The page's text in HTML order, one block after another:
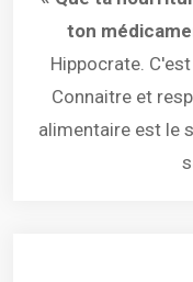
ton
Hippocrate.
Connaitre et
alimentaire est le